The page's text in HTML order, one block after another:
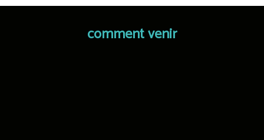
comment venir